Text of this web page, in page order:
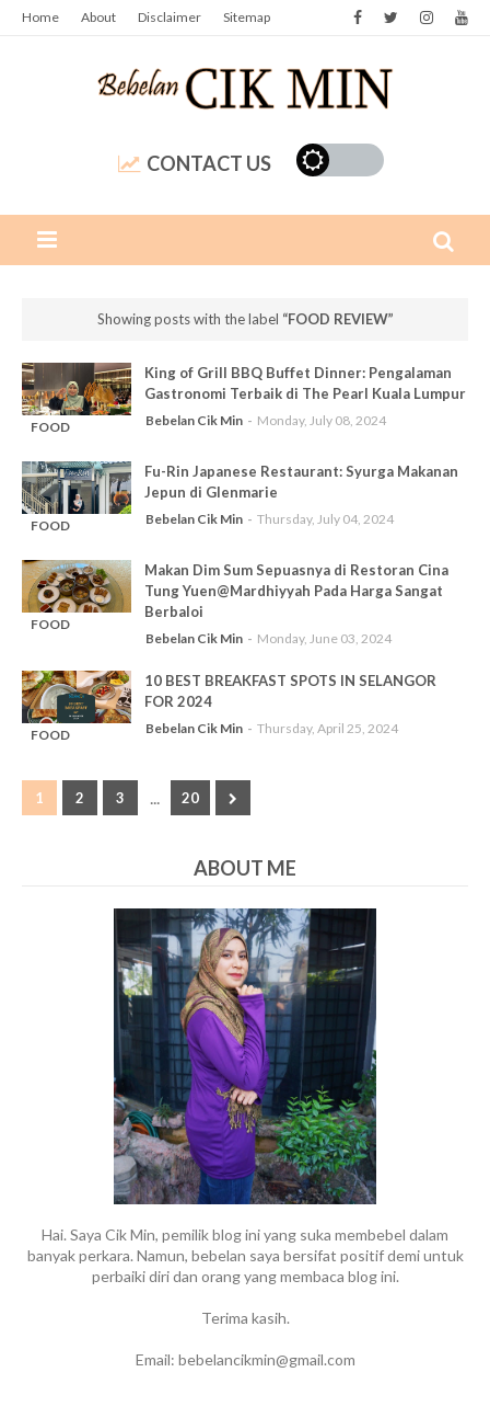
Home About Disclaimer Sitemap
CONTACT US
Showing posts with the label FOOD REVIEW
FOOD
King of Grill BBQ Buffet Dinner: Pengalaman
Gastronomi Terbaik di The Pearl Kuala Lumpur
Bebelan Cik Min Monday, July 08, 2024
FOOD
Fu-Rin Japanese Restaurant: Syurga Makanan
Jepun di Glenmarie
Bebelan Cik Min Thursday, July 04, 2024
FOOD
Makan Dim Sum Sepuasnya di Restoran Cina
Tung Yuen@Mardhiyyah Pada Harga Sangat
Berbaloi
Bebelan Cik Min Monday, June 03, 2024
FOOD
10 BEST BREAKFAST SPOTS IN SELANGOR
FOR 2024
Bebelan Cik Min Thursday, April 25, 2024
1 2 3 ... 20
ABOUT ME
Hai. Saya Cik Min, pemilik blog ini yang suka membebel dalam
banyak perkara. Namun, bebelan saya bersifat positif demi untuk
perbaiki diri dan orang yang membaca blog ini.
Terima kasih.
Email: bebelancikmin@gmail.com